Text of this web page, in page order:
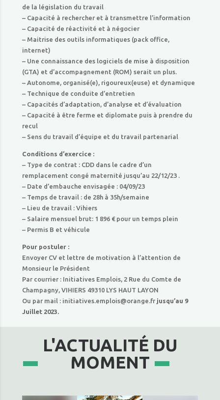
de la législation du travail
– Capacité à rechercher et à transmettre l’information
– Capacité de réactivité et à négocier
– Maitrise des outils informatiques (pack office,
internet)
– Une connaissance des logiciels de mise à disposition
(GTA) et d’accompagnement (ROM) serait un plus.
– Autonome, organisé(e), rigoureux(euse) et dynamique
– Technique de conduite d’entretien
– Capacités d’adaptation, d’analyse et d’évaluation
– Capacité à être ferme et diplomate puis à prendre du
recul
– Sens du travail d’équipe et du travail partenarial
Conditions d’exercice :
– Type de contrat : CDD dans le cadre d’un
remplacement congé maternité jusqu’au 22/12/23 .
– Date d’embauche envisagée : 04/09/23
– Temps de travail : de 28h à 35h/semaine
– Lieu de travail : Vihiers
– Salaire mensuel brut: 1 896 € pour un temps plein
– Permis B et véhicule
Pour postuler :
Envoyer CV et lettre de motivation à l’attention de
Monsieur le Président
Par courrier : Initiatives Emplois, 2 Rue du Comte de
Champagny, VIHIERS 49310 LYS HAUT LAYON
Ou par mail : initiatives.emplois@orange.frjusqu’au 9
Juillet 2023.
L'ACTUALITÉ DU
MOMENT